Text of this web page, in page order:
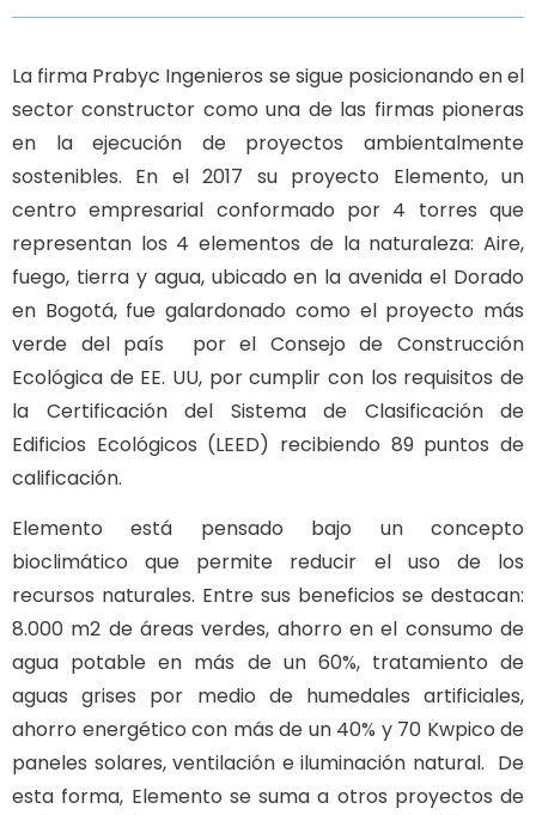
La firma Prabyc Ingenieros se sigue posicionando en el
sector constructor como una de las firmas pioneras
en la ejecución de proyectos ambientalmente
sostenibles. En el 2017 su proyecto Elemento, un
centro empresarial conformado por 4 torres que
representan los 4 elementos de la naturaleza: Aire,
fuego, tierra y agua, ubicado en la avenida el Dorado
en Bogotá, fue galardonado como el proyecto más
verde del país por el Consejo de Construcción
Ecológica de EE. UU, por cumplir con los requisitos de
la Certificación del Sistema de Clasificación de
Edificios Ecológicos (LEED) recibiendo 89 puntos de
calificación.
Elemento está pensado bajo un concepto
bioclimático que permite reducir el uso de los
recursos naturales. Entre sus beneficios se destacan:
8.000 m2 de áreas verdes, ahorro en el consumo de
agua potable en más de un 60%, tratamiento de
aguas grises por medio de humedales artificiales,
ahorro energético con más de un 40% y 70 Kwpico de
paneles solares, ventilación e iluminación natural. De
esta forma, Elemento se suma a otros proyectos de